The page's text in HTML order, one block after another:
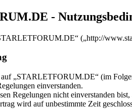
-
(„http://
„STARLETFORUM.DE“ (im
einverstanden.
Regelungen nicht einverstanden
wird auf unbestimmte Zeit